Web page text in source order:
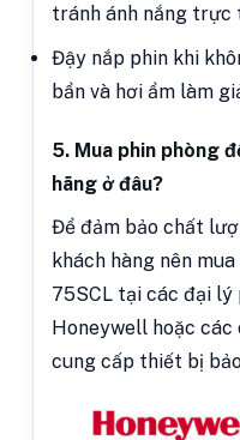
tránh ánh nắng trực
Đậy nắp phin khi
bẩn và hơi ẩm làm
5. Mua phin phòng
hãng ở đâu?
Để đảm bảo chất
khách hàng nên
75SCL tại các đại lý
Honeywell hoặc
cung cấp thiết bị